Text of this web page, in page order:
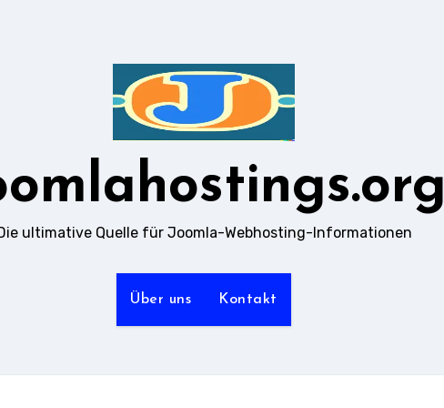
ultimative Quelle für Joomla-Webhosting-Informationen
Über uns Kontakt